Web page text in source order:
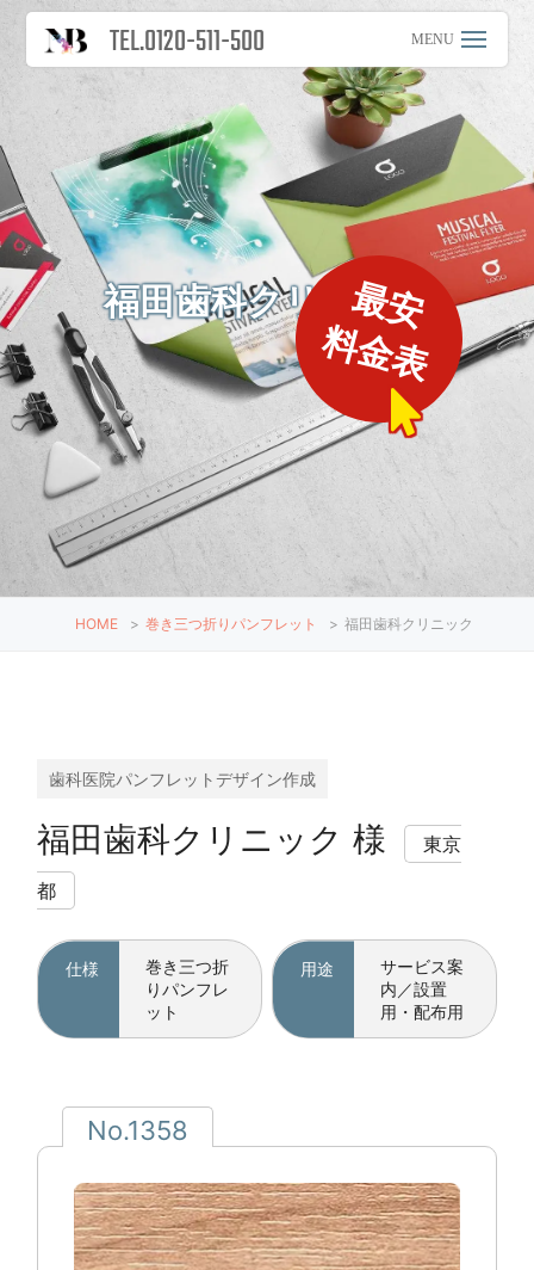
TEL.0120-511-500
福田歯科クリニック
最安
料金表
HOME > 巻き三つ折りパンフレット > 福田歯科クリニック
歯科医院パンフレットデザイン作成
福田歯科クリニック 様
東京
都
仕様
巻き三つ折
りパンフレ
ット
用途
サービス案
内／設置
用・配布用
No.1358